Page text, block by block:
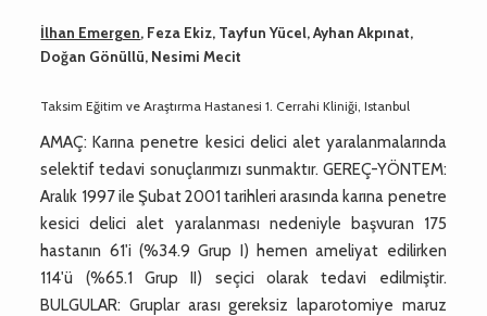
İlhan Emergen, Feza Ekiz, Tayfun Yücel, Ayhan Akpınat,
Doğan Gönüllü, Nesimi Mecit
Taksim Eğitim ve Araştırma Hastanesi 1. Cerrahi Kliniği, Istanbul
AMAÇ: Karına penetre kesici delici alet yaralanmalarında
selektif tedavi sonuçlarımızı sunmaktır. GEREÇ-YÖNTEM:
Aralık 1997 ile Şubat 2001 tarihleri arasında karına penetre
kesici delici alet yaralanması nedeniyle başvuran 175
hastanın 61'i (%34.9 Grup I) hemen ameliyat edilirken
114'ü (%65.1 Grup II) seçici olarak tedavi edilmiştir.
BULGULAR: Gruplar arası gereksiz laparotomiye maruz